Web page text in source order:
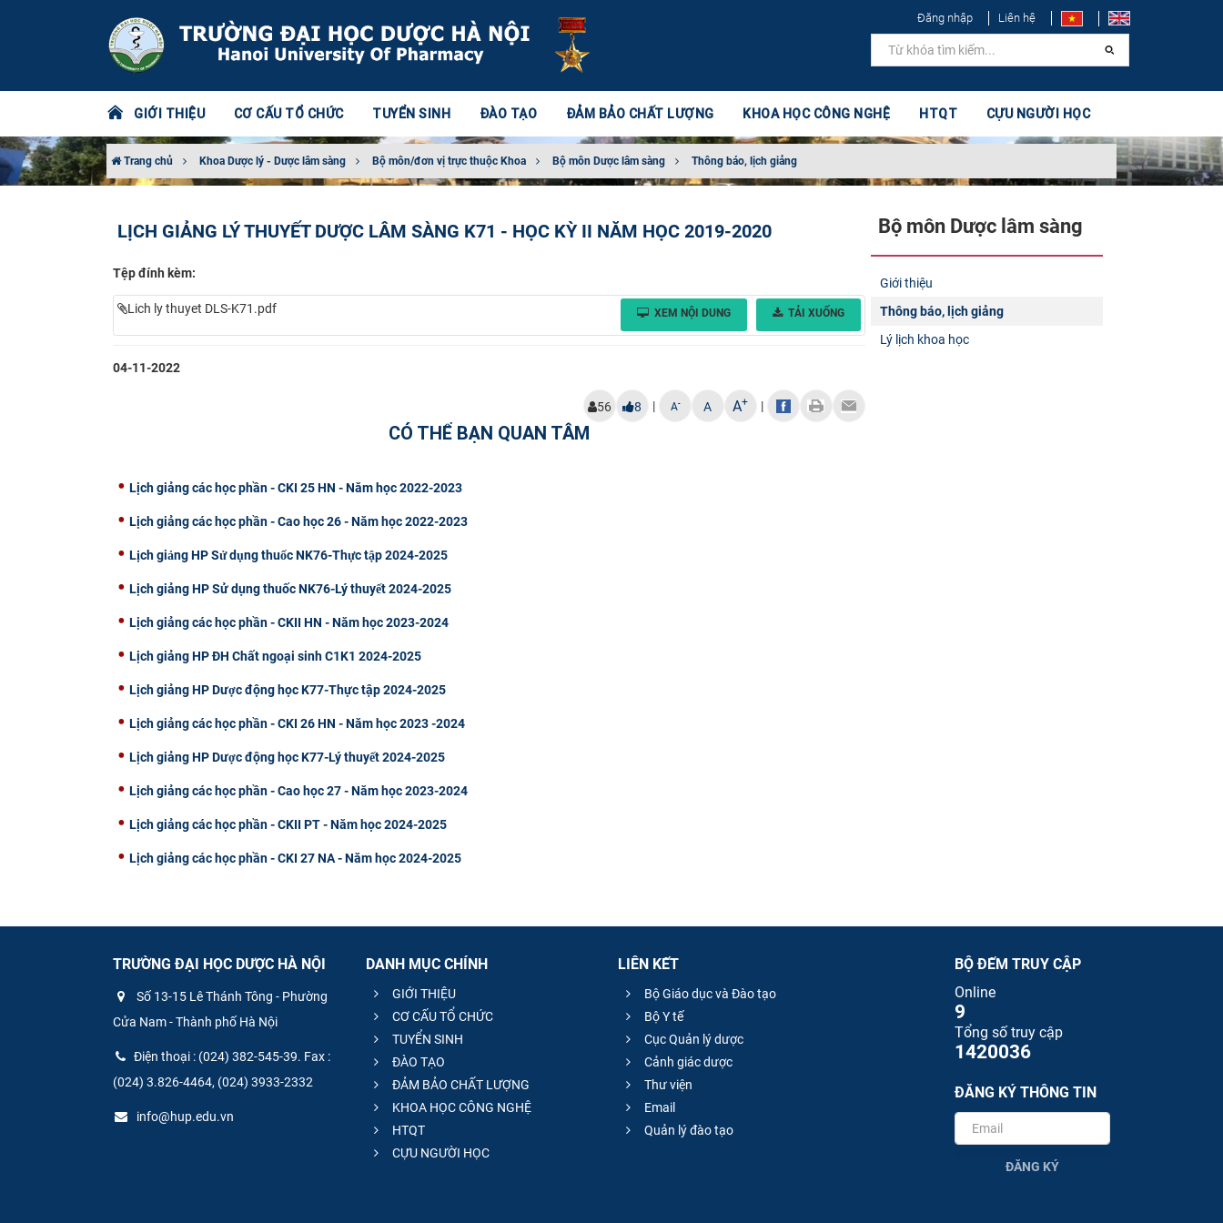
Đăng nhập Liên hệ
GIỚI THIỆU CƠ CẤU TỔ CHỨC TUYỂN SINH ĐÀO TẠO ĐẢM BẢO CHẤT LƯỢNG KHOA HỌC CÔNG NGHỆ HTQT CỰU NGƯỜI HỌC
Trang chủ Khoa Dược lý - Dược lâm sàng Bộ môn/đơn vị trực thuộc Khoa Bộ môn Dược lâm sàng Thông báo, lịch giảng
LỊCH GIẢNG LÝ THUYẾT DƯỢC LÂM SÀNG K71 - HỌC KỲ II NĂM HỌC 2019-2020
Tệp đính kèm:
Lich ly thuyet DLS-K71.pdf XEM NỘI DUNG TẢI XUỐNG
04-11-2022
56 8 | A- A A+ |
CÓ THỂ BẠN QUAN TÂM
Lịch giảng các học phần - CKI 25 HN - Năm học 2022-2023
Lịch giảng các học phần - Cao học 26 - Năm học 2022-2023
Lịch giảng HP Sử dụng thuốc NK76-Thực tập 2024-2025
Lịch giảng HP Sử dụng thuốc NK76-Lý thuyết 2024-2025
Lịch giảng các học phần - CKII HN - Năm học 2023-2024
Lịch giảng HP ĐH Chất ngoại sinh C1K1 2024-2025
Lịch giảng HP Dược động học K77-Thực tập 2024-2025
Lịch giảng các học phần - CKI 26 HN - Năm học 2023 -2024
Lịch giảng HP Dược động học K77-Lý thuyết 2024-2025
Lịch giảng các học phần - Cao học 27 - Năm học 2023-2024
Lịch giảng các học phần - CKII PT - Năm học 2024-2025
Lịch giảng các học phần - CKI 27 NA - Năm học 2024-2025
Bộ môn Dược lâm sàng
Giới thiệu
Thông báo, lịch giảng
Lý lịch khoa học
TRƯỜNG ĐẠI HỌC DƯỢC HÀ NỘI
Số 13-15 Lê Thánh Tông - Phường
Cửa Nam - Thành phố Hà Nội
Điện thoại : (024) 382-545-39. Fax :
(024) 3.826-4464, (024) 3933-2332
info@hup.edu.vn
DANH MỤC CHÍNH
GIỚI THIỆU
CƠ CẤU TỔ CHỨC
TUYỂN SINH
ĐÀO TẠO
ĐẢM BẢO CHẤT LƯỢNG
KHOA HỌC CÔNG NGHỆ
HTQT
CỰU NGƯỜI HỌC
LIÊN KẾT
Bộ Giáo dục và Đào tạo
Bộ Y tế
Cục Quản lý dược
Cảnh giác dược
Thư viện
Email
Quản lý đào tạo
BỘ ĐẾM TRUY CẬP
Online
9
Tổng số truy cập
1420036
ĐĂNG KÝ THÔNG TIN
ĐĂNG KÝ